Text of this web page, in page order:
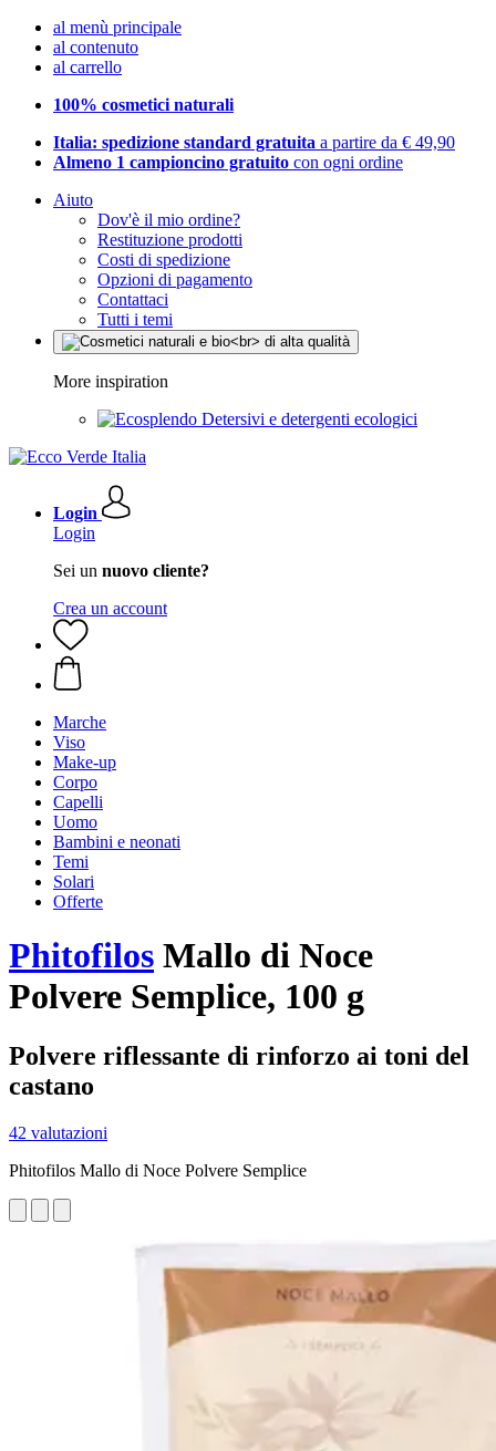
al menù principale
al contenuto
al carrello
100% cosmetici naturali
Italia: spedizione standard gratuita a partire da € 49,90
Almeno 1 campioncino gratuito con ogni ordine
Aiuto
Dov'è il mio ordine?
Restituzione prodotti
Costi di spedizione
Opzioni di pagamento
Contattaci
Tutti i temi
More inspiration
Detersivi e detergenti ecologici
Login
Login
Sei un nuovo cliente?
Crea un account
Marche
Viso
Make-up
Corpo
Capelli
Uomo
Bambini e neonati
Temi
Solari
Offerte
Phitofilos Mallo di Noce
Polvere Semplice, 100 g
Polvere riflessante di rinforzo ai toni del
castano
42 valutazioni
Phitofilos Mallo di Noce Polvere Semplice